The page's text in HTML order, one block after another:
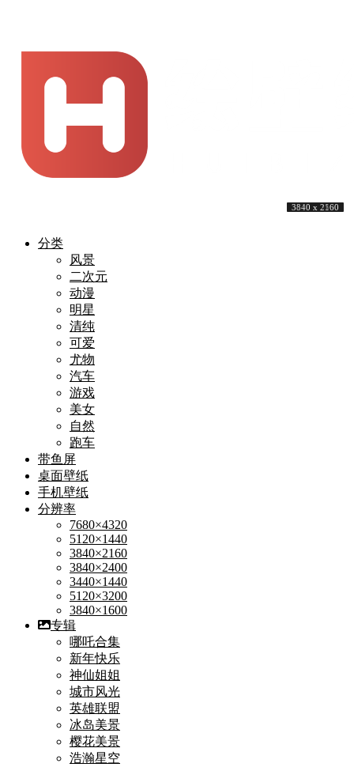
分类
风景
二次元
动漫
明星
清纯
可爱
尤物
汽车
游戏
美女
自然
跑车
带鱼屏
桌面壁纸
手机壁纸
分辨率
7680×4320
5120×1440
3840×2160
3840×2400
3440×1440
5120×3200
3840×1600
专辑
哪吒合集
新年快乐
神仙姐姐
城市风光
英雄联盟
冰岛美景
樱花美景
浩瀚星空
5120 x 3200
5120 x 3200
5120 x 3200
5120 x 3200
3840 x 2160
4740 x 2666
5120 x 3200
3840 x 2160
3840 x 2560
3840 x 2160